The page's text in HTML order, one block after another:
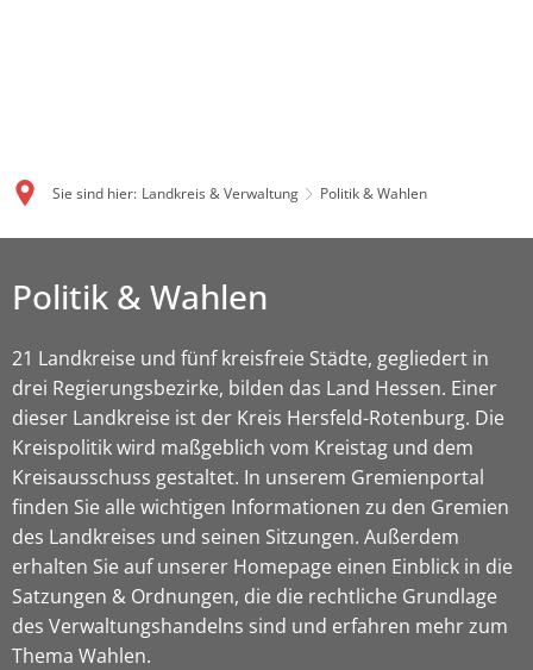
Sie sind hier: Landkreis & Verwaltung Politik & Wahlen
Politik & Wahlen
21 Landkreise und fünf kreisfreie Städte, gegliedert in
drei Regierungsbezirke, bilden das Land Hessen. Einer
dieser Landkreise ist der Kreis Hersfeld-Rotenburg. Die
Kreispolitik wird maßgeblich vom Kreistag und dem
Kreisausschuss gestaltet. In unserem Gremienportal
finden Sie alle wichtigen Informationen zu den Gremien
des Landkreises und seinen Sitzungen. Außerdem
erhalten Sie auf unserer Homepage einen Einblick in die
Satzungen & Ordnungen, die die rechtliche Grundlage
des Verwaltungshandelns sind und erfahren mehr zum
Thema Wahlen.